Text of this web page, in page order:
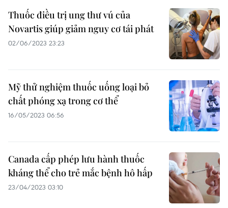
Thuốc điều trị ung thư vú của
Novartis giúp giảm nguy cơ tái phát
02/06/2023 23:23
Mỹ thử nghiệm thuốc uống loại bỏ
chất phóng xạ trong cơ thể
16/05/2023 06:56
Canada cấp phép lưu hành thuốc
kháng thể cho trẻ mắc bệnh hô hấp
23/04/2023 03:10